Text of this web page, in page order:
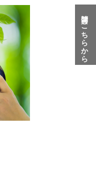
質問はこちらから